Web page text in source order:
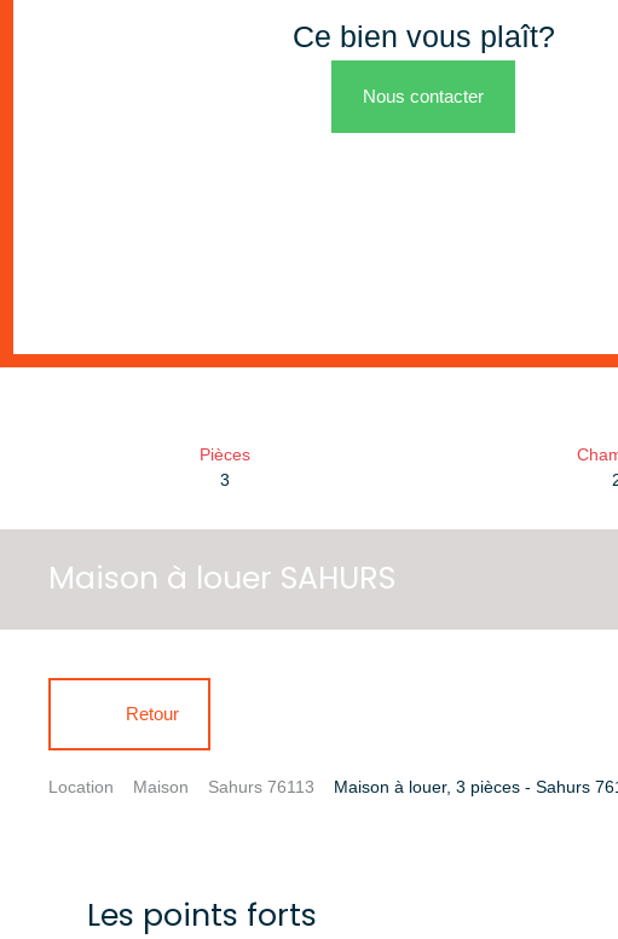
Ce bien vous plaît?
Nous contacter
Pièces
3
Maison à louer SAHURS
Retour
Location Maison Sahurs 76113 Maison à louer, 3 pièces - Sahurs
Les points forts